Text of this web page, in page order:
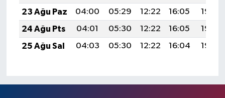
23 Ağu Paz
04:00 05:29 12:22 16:05
19:06
24 Ağu Pts
04:01 05:30 12:22 16:05
19:04
25 Ağu Sal
04:03 05:30 12:22 16:04 19:03